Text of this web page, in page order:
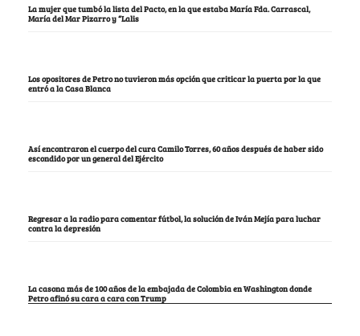
La mujer que tumbó la lista del Pacto, en la que estaba María Fda. Carrascal,
María del Mar Pizarro y “Lalis
Los opositores de Petro no tuvieron más opción que criticar la puerta por la que
entró a la Casa Blanca
Así encontraron el cuerpo del cura Camilo Torres, 60 años después de haber sido
escondido por un general del Ejército
Regresar a la radio para comentar fútbol, la solución de Iván Mejía para luchar
contra la depresión
La casona más de 100 años de la embajada de Colombia en Washington donde
Petro afinó su cara a cara con Trump